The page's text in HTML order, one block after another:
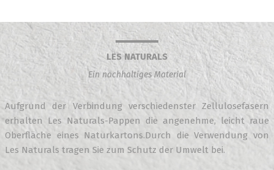
LES NATURALS
Ein nachhaltiges Material
Aufgrund der Verbindung verschiedenster Zellulosefasern
erhalten Les Naturals-Pappen die angenehme, leicht raue
Oberfläche eines Naturkartons.Durch die Verwendung von
Les Naturals tragen Sie zum Schutz der Umwelt bei.